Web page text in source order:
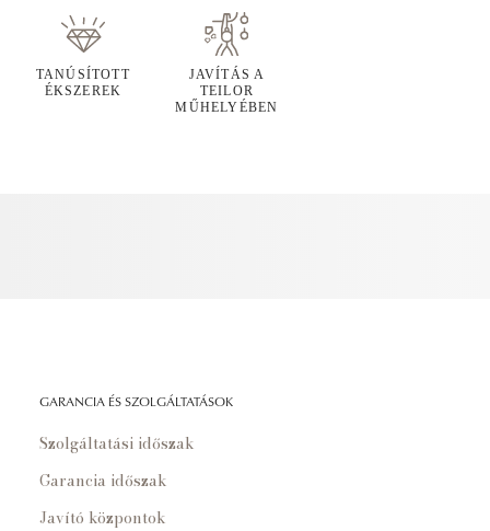
TANÚSÍTOTT
ÉKSZEREK
JAVÍTÁS A
TEILOR
MŰHELYÉBEN
GARANCIA ÉS SZOLGÁLTATÁSOK
Szolgáltatási időszak
Garancia időszak
Javító központok